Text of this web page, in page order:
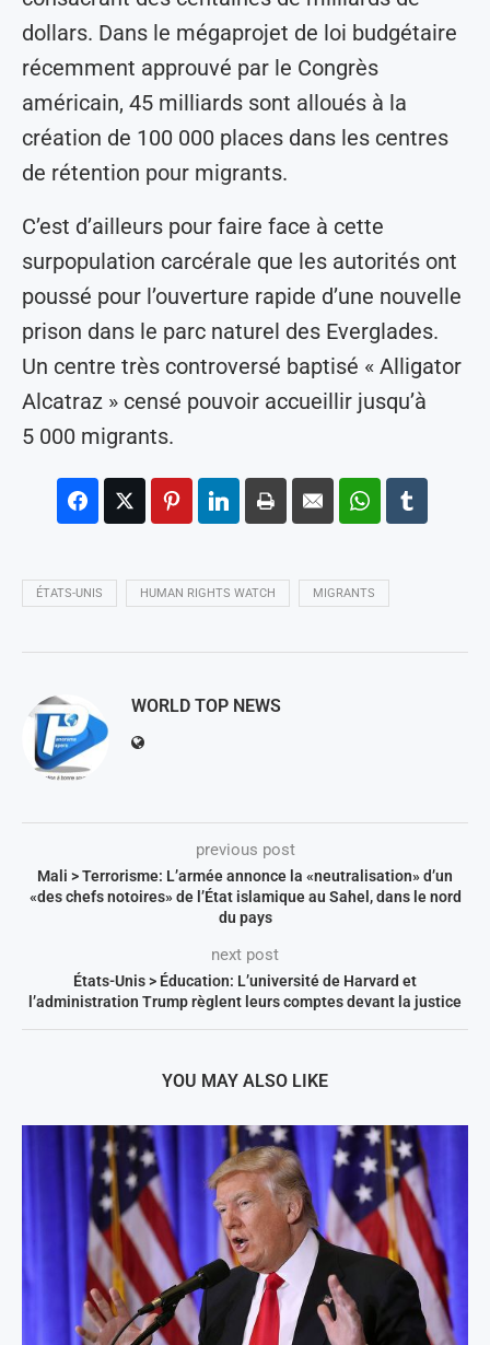
dollars. Dans le mégaprojet de loi budgétaire
récemment approuvé par le Congrès
américain, 45 milliards sont alloués à la
création de 100 000 places dans les centres
de rétention pour migrants.
C’est d’ailleurs pour faire face à cette
surpopulation carcérale que les autorités ont
poussé pour l’ouverture rapide d’une nouvelle
prison dans le parc naturel des Everglades.
Un centre très controversé baptisé « Alligator
Alcatraz » censé pouvoir accueillir jusqu’à
5 000 migrants.
ÉTATS-UNIS HUMAN RIGHTS WATCH MIGRANTS
WORLD TOP NEWS
previous post
Mali > Terrorisme: L’armée annonce la «neutralisation» d’un
«des chefs notoires» de l’État islamique au Sahel, dans le nord
du pays
next post
États-Unis > Éducation: L’université de Harvard et
l’administration Trump règlent leurs comptes devant la justice
YOU MAY ALSO LIKE